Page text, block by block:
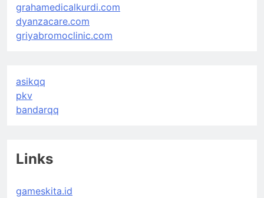
grahamedicalkurdi.com
dyanzacare.com
griyabromoclinic.com
asikqq
pkv
bandarqq
Links
gameskita.id